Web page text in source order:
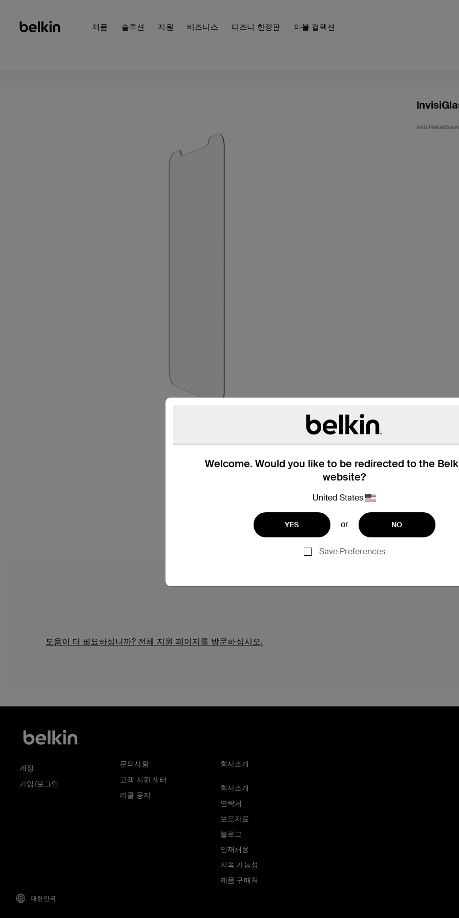
제품 솔루션 지원 비즈니스 디즈니 한정판 마블 컬렉션
Welcome. Would you like to be redirected to the
website?
United States
YES or NO
Save Preferences
SKU:
도움이 더 필요하십니까? 전체 지원 페이지를 방문하십시오.
계정
가입/로그인
문의사항
고객 지원 센터
리콜 공지
회사소개
회사소개
연락처
보도자료
블로그
인재채용
지속 가능성
제품 구매처
대한민국